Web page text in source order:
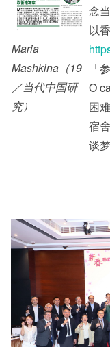
Maria
Mashkina（19
／当代中国研
究）
念
以
「
O
困
宿
谈